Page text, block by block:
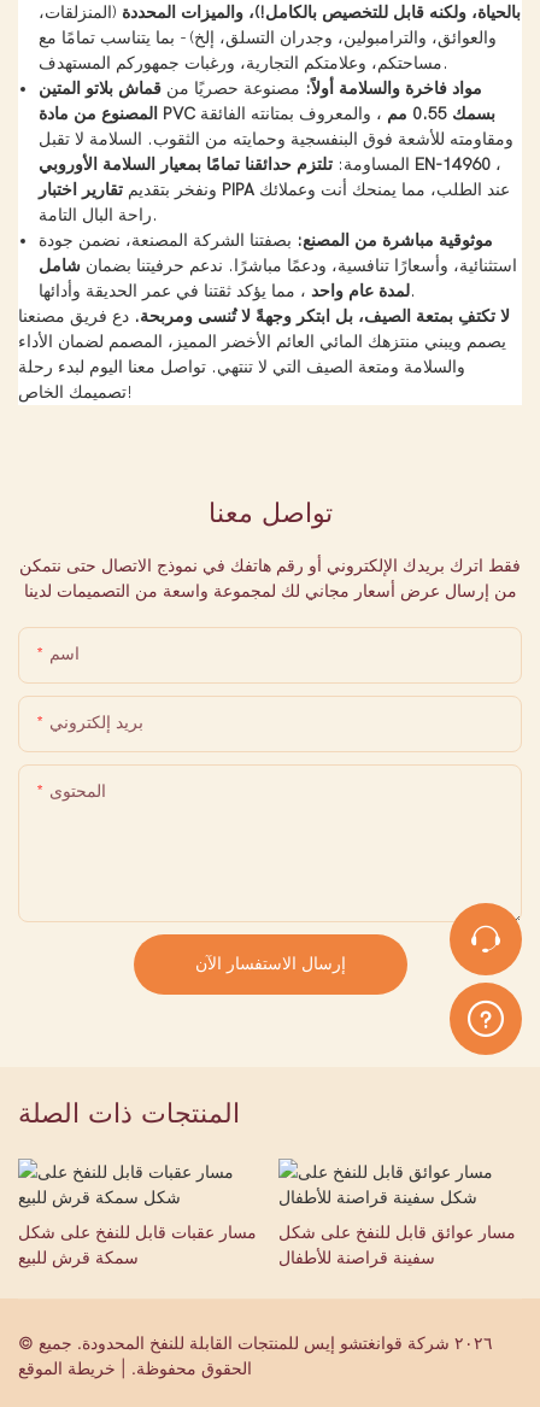
بالحياة، ولكنه قابل للتخصيص بالكامل!)، والميزات المحددة (المنزلقات،
والعوائق، والترامبولين، وجدران التسلق، إلخ) - بما يتناسب تمامًا مع
مساحتكم، وعلامتكم التجارية، ورغبات جمهوركم المستهدف.
مواد فاخرة والسلامة أولاً: مصنوعة حصريًا منقماش بلاتو المتين
المصنوع من مادة PVC بسمك 0.55 مم
، والمعروف بمتانته الفائقة
ومقاومته للأشعة فوق البنفسجية وحمايته من الثقوب. السلامة لا تقبل
المساومة: تلتزم حدائقنا تمامًا بمعيار السلامة الأوروبي EN-14960،
ونفخر بتقديم تقارير اختبار PIPAعند الطلب، مما يمنحك أنت وعملائك
راحة البال التامة.
موثوقية مباشرة من المصنع: بصفتنا الشركة المصنعة، نضمن جودة
استثنائية، وأسعارًا تنافسية، ودعمًا مباشرًا. ندعم حرفيتنا بضمانشامل
لمدة عام واحد، مما يؤكد ثقتنا في عمر الحديقة وأدائها.
لا تكتفِ بمتعة الصيف، بل ابتكر وجهةً لا تُنسى ومربحة. دع فريق مصنعنا
يصمم ويبني منتزهك المائي العائم الأخضر المميز، المصمم لضمان الأداء
والسلامة ومتعة الصيف التي لا تنتهي. تواصل معنا اليوم لبدء رحلة
تصميمك الخاص!
تواصل معنا
فقط اترك بريدك الإلكتروني أو رقم هاتفك في نموذج الاتصال حتى نتمكن
من إرسال عرض أسعار مجاني لك لمجموعة واسعة من التصميمات لدينا
اسم
بريد إلكتروني
المحتوى
إرسال الاستفسار الآن
المنتجات ذات الصلة
مسار عقبات قابل للنفخ على شكل
سمكة قرش للبيع
مسار عوائق قابل للنفخ على شكل
سفينة قراصنة للأطفال
© ٢٠٢٦ شركة قوانغتشو إيس للمنتجات القابلة للنفخ المحدودة. جميع
الحقوق محفوظة. | خريطة الموقع